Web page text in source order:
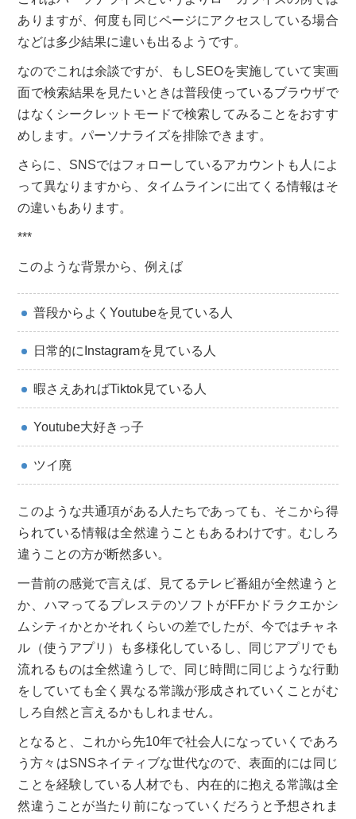
ありますが、何度も同じページにアクセスしている場合
などは多少結果に違いも出るようです。
なのでこれは余談ですが、もしSEOを実施していて実画
面で検索結果を見たいときは普段使っているブラウザで
はなくシークレットモードで検索してみることをおすす
めします。パーソナライズを排除できます。
さらに、SNSではフォローしているアカウントも人によ
って異なりますから、タイムラインに出てくる情報はそ
の違いもあります。
***
このような背景から、例えば
普段からよくYoutubeを見ている人
日常的にInstagramを見ている人
暇さえあればTiktok見ている人
Youtube大好きっ子
ツイ廃
このような共通項がある人たちであっても、そこから得
られている情報は全然違うこともあるわけです。むしろ
違うことの方が断然多い。
一昔前の感覚で言えば、見てるテレビ番組が全然違うと
か、ハマってるプレステのソフトがFFかドラクエかシ
ムシティかとかそれくらいの差でしたが、今ではチャネ
ル（使うアプリ）も多様化しているし、同じアプリでも
流れるものは全然違うしで、同じ時間に同じような行動
をしていても全く異なる常識が形成されていくことがむ
しろ自然と言えるかもしれません。
となると、これから先10年で社会人になっていくであろ
う方々はSNSネイティブな世代なので、表面的には同じ
ことを経験している人材でも、内在的に抱える常識は全
然違うことが当たり前になっていくだろうと予想されま